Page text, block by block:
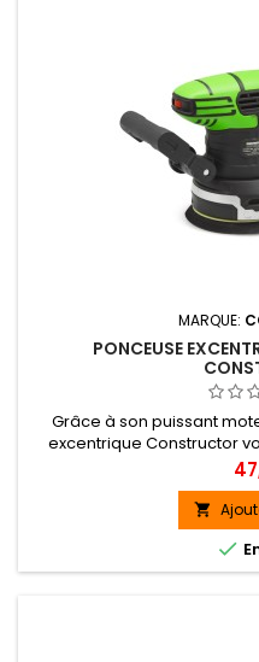
MARQUE:
PONCEUSE
Grâce à son puissant
excentrique Constructor
efficace.Elle est équipée
auquel vous pourrez
matériau et de
son poids léger la rendent

